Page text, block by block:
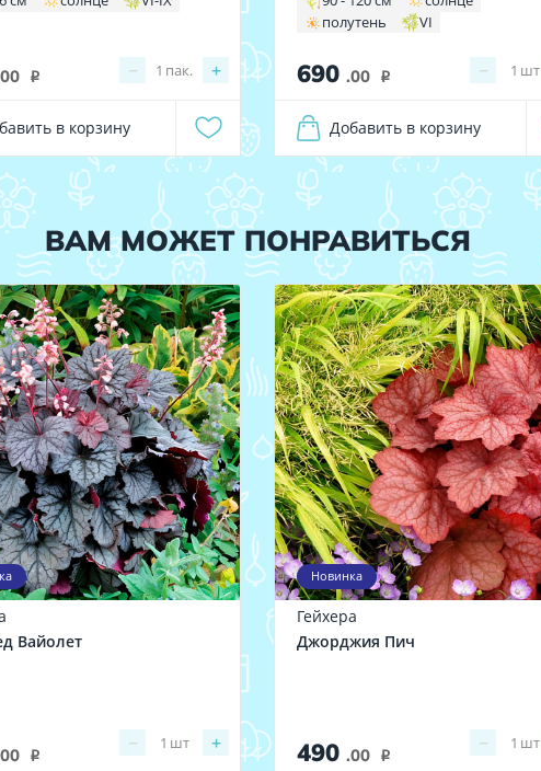
i − +
1 пак.
в корзину
полутень
VI
690 .00 i − 1 шт
Добавить в корзину
ВАМ МОЖЕТ ПОНРАВИТЬСЯ
Вайолет
i
− +
1 шт
Новинка
Гейхера
Джорджия Пич
490 .00 i
− 1 шт